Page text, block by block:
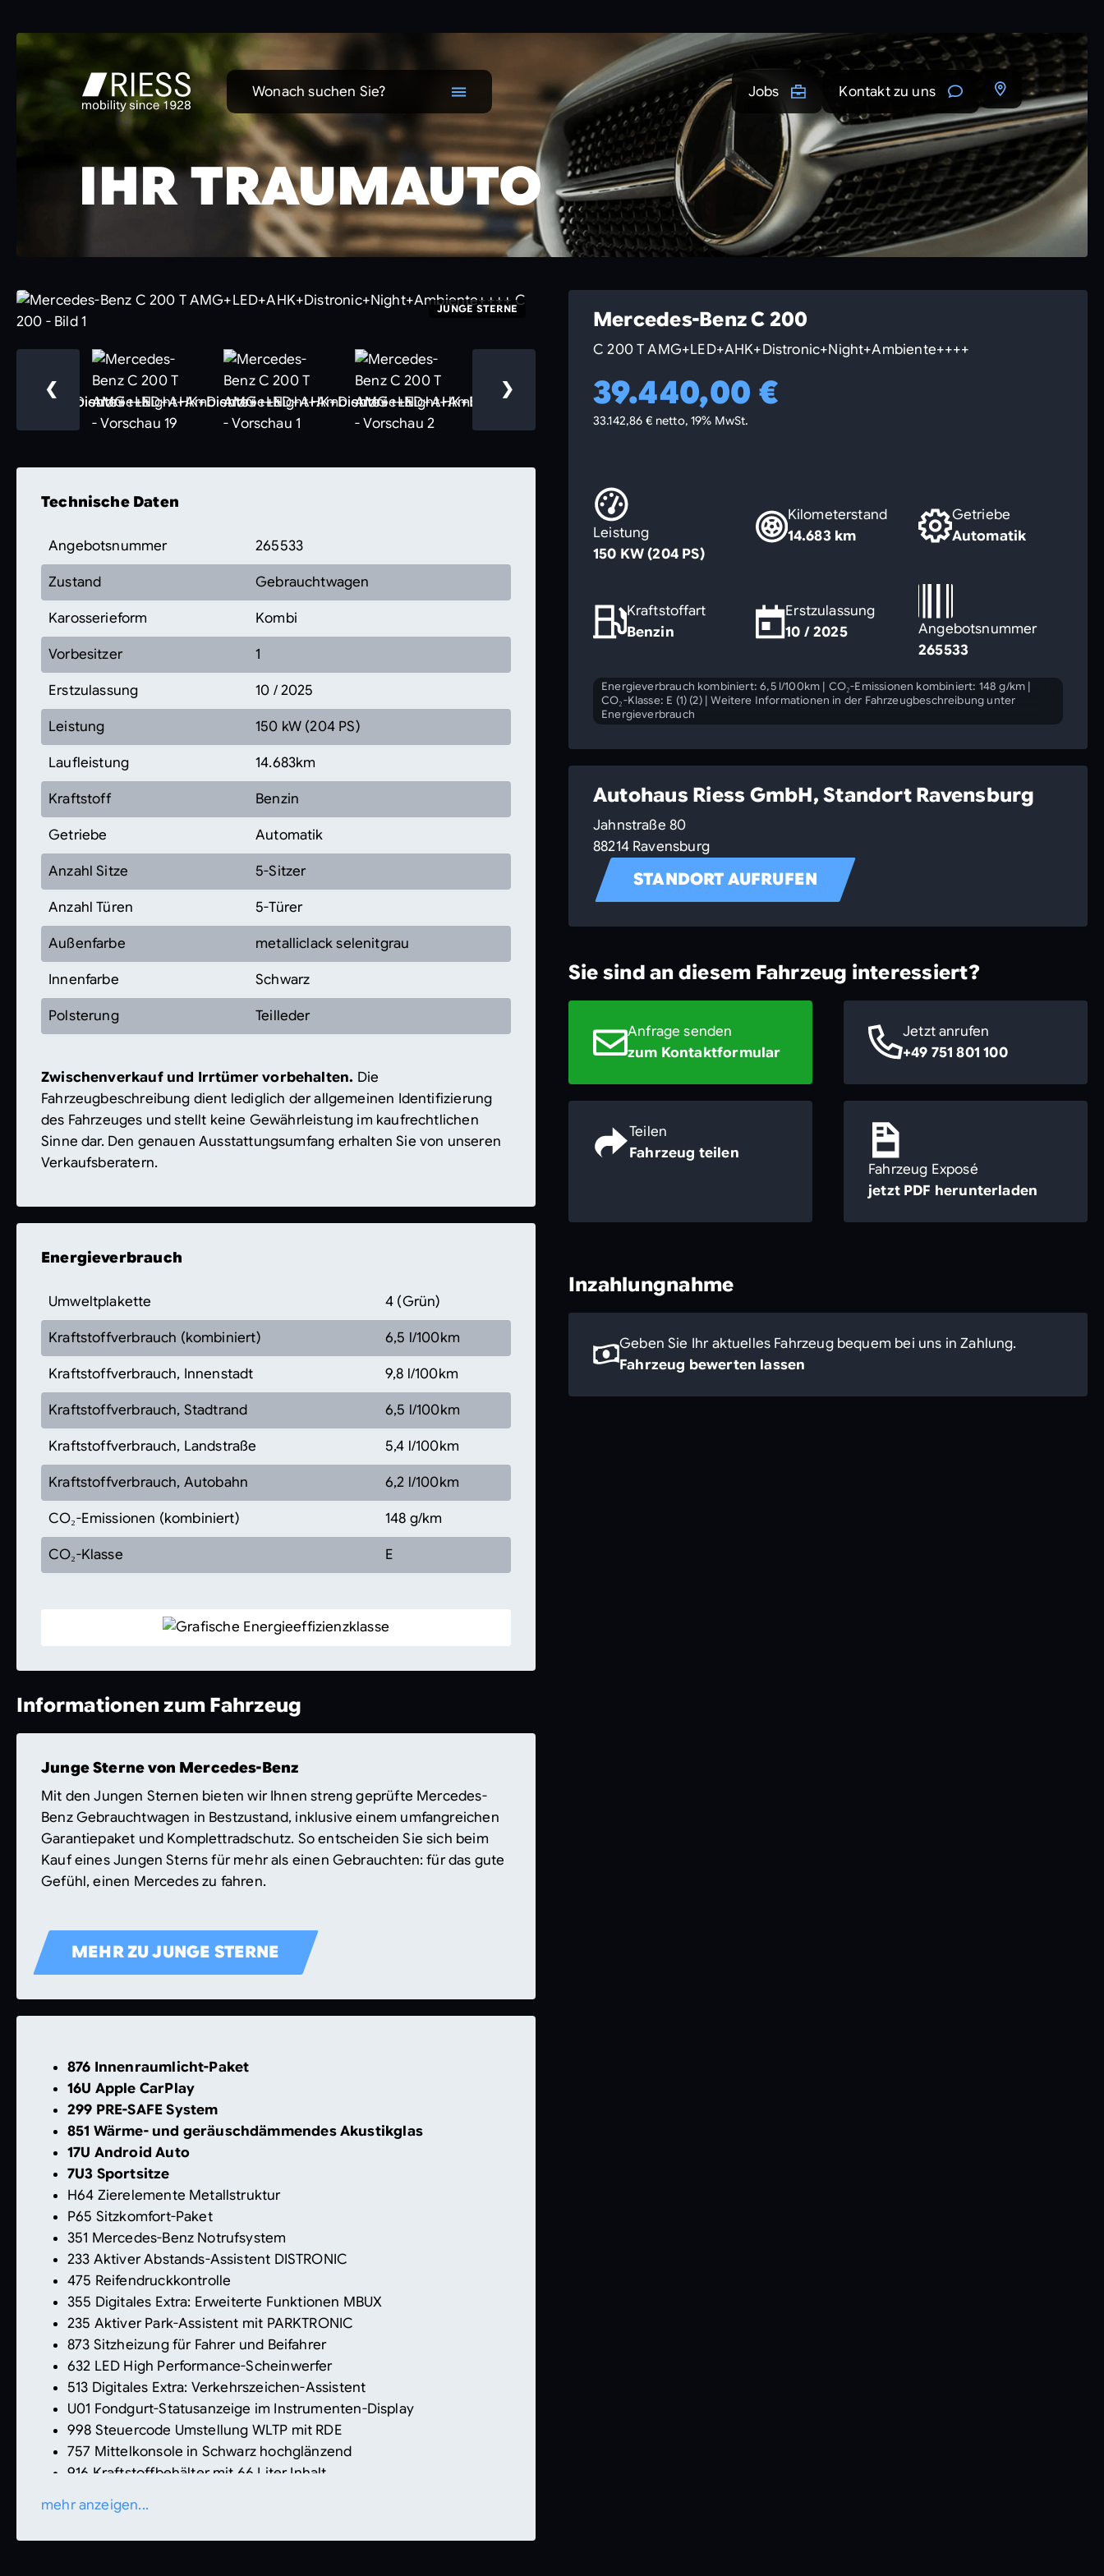
Wonach suchen Sie? Jobs Kontakt zu uns
IHR TRAUMAUTO
JUNGE STERNE
❮ ❯
Technische Daten
Angebotsnummer 265533
Zustand Gebrauchtwagen
Karosserieform Kombi
Vorbesitzer 1
Erstzulassung 10 / 2025
Leistung 150 kW (204 PS)
Laufleistung 14.683km
Kraftstoff Benzin
Getriebe Automatik
Anzahl Sitze 5-Sitzer
Anzahl Türen 5-Türer
Außenfarbe metalliclack selenitgrau
Innenfarbe Schwarz
Polsterung Teilleder
Zwischenverkauf und Irrtümer vorbehalten. Die
Fahrzeugbeschreibung dient lediglich der allgemeinen Identifizierung
des Fahrzeuges und stellt keine Gewährleistung im kaufrechtlichen
Sinne dar. Den genauen Ausstattungsumfang erhalten Sie von unseren
Verkaufsberatern.
Energieverbrauch
Umweltplakette 4 (Grün)
Kraftstoffverbrauch (kombiniert) 6,5 l/100km
Kraftstoffverbrauch, Innenstadt 9,8 l/100km
Kraftstoffverbrauch, Stadtrand 6,5 l/100km
Kraftstoffverbrauch, Landstraße 5,4 l/100km
Kraftstoffverbrauch, Autobahn 6,2 l/100km
CO₂-Emissionen (kombiniert) 148 g/km
CO₂-Klasse E
Informationen zum Fahrzeug
Junge Sterne von Mercedes-Benz
Mit den Jungen Sternen bieten wir Ihnen streng geprüfte Mercedes-
Benz Gebrauchtwagen in Bestzustand, inklusive einem umfangreichen
Garantiepaket und Komplettradschutz. So entscheiden Sie sich beim
Kauf eines Jungen Sterns für mehr als einen Gebrauchten: für das gute
Gefühl, einen Mercedes zu fahren.
MEHR ZU JUNGE STERNE
876 Innenraumlicht-Paket
16U Apple CarPlay
299 PRE-SAFE System
851 Wärme- und geräuschdämmendes Akustikglas
17U Android Auto
7U3 Sportsitze
H64 Zierelemente Metallstruktur
P65 Sitzkomfort-Paket
351 Mercedes-Benz Notrufsystem
233 Aktiver Abstands-Assistent DISTRONIC
475 Reifendruckkontrolle
355 Digitales Extra: Erweiterte Funktionen MBUX
235 Aktiver Park-Assistent mit PARKTRONIC
873 Sitzheizung für Fahrer und Beifahrer
632 LED High Performance-Scheinwerfer
513 Digitales Extra: Verkehrszeichen-Assistent
U01 Fondgurt-Statusanzeige im Instrumenten-Display
998 Steuercode Umstellung WLTP mit RDE
757 Mittelkonsole in Schwarz hochglänzend
916 Kraftstoffbehälter mit 66 Liter Inhalt
243 Aktiver Spurhalte-Assistent
365 Digitales Extra: Festplatten-Navigation
mehr anzeigen...
Mercedes-Benz C 200
C 200 T AMG+LED+AHK+Distronic+Night+Ambiente++++
39.440,00 €
33.142,86 € netto, 19% MwSt.
Leistung
150 KW (204 PS)
Kilometerstand
14.683 km
Getriebe
Automatik
Kraftstoffart
Benzin
Erstzulassung
10 / 2025
Angebotsnummer
265533
Energieverbrauch kombiniert: 6,5 l/100km | CO₂-Emissionen kombiniert: 148 g/km |
CO₂-Klasse: E (1) (2)|Weitere Informationen in der Fahrzeugbeschreibung unter
Energieverbrauch
Autohaus Riess GmbH, Standort Ravensburg
Jahnstraße 80
88214 Ravensburg
STANDORT AUFRUFEN
Sie sind an diesem Fahrzeug interessiert?
Anfrage senden
zum Kontaktformular
Jetzt anrufen
+49 751 801 100
Teilen
Fahrzeug teilen
Fahrzeug Exposé
jetzt PDF herunterladen
Inzahlungnahme
Geben Sie Ihr aktuelles Fahrzeug bequem bei uns in Zahlung.
Fahrzeug bewerten lassen